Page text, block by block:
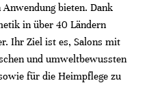
bieten. Dank
in über 40 Ländern
Ihr Ziel ist es, Salons mit
und umweltbewussten
für die Heimpflege zu